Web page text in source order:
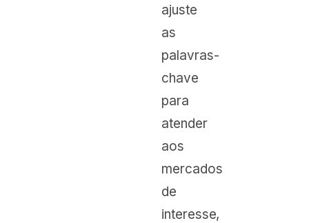
ajuste
as
palavras-
chave
para
atender
aos
mercados
de
interesse,